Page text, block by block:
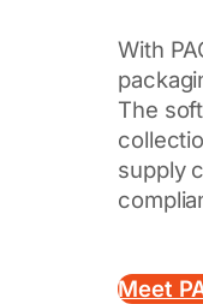
With
The
supply
Meet